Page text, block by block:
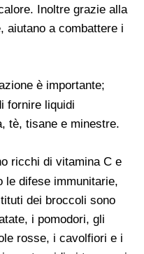
Inoltre grazie alla
aiutano a combattere i
è importante;
fornire liquidi
tè, tisane e minestre.
ricchi di vitamina C e
le difese immunitarie,
dei broccoli sono
i pomodori, gli
rosse, i cavolfiori e i